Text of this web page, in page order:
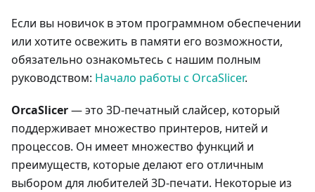
Если вы новичок в этом программном обеспечении
или хотите освежить в памяти его возможности,
обязательно ознакомьтесь с нашим полным
руководством: Начало работы с OrcaSlicer.
OrcaSlicer— это 3D-печатный слайсер, который
поддерживает множество принтеров, нитей и
процессов. Он имеет множество функций и
преимуществ, которые делают его отличным
выбором для любителей 3D-печати. Некоторые из